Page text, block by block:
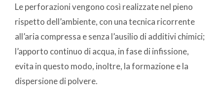
Le perforazioni vengono così realizzate nel pieno
rispetto dell’ambiente, con una tecnica ricorrente
all’aria compressa e senza l’ausilio di additivi chimici;
l’apporto continuo di acqua, in fase di infissione,
evita in questo modo, inoltre, la formazione e la
dispersione di polvere.